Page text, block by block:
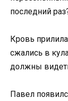
последний
Кровь
сжались в
должны
Павел